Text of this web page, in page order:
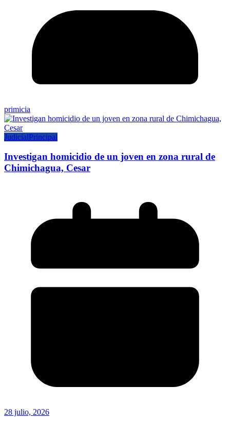
primicia
JudicialPrincipal
Investigan homicidio de un joven en zona rural de
Chimichagua, Cesar
28 julio, 2026